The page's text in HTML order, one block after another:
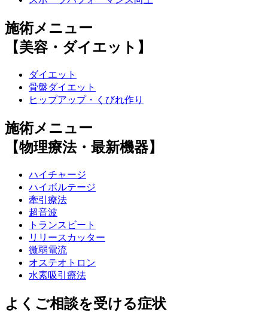
施術メニュー
【美容・ダイエット】
ダイエット
骨盤ダイエット
ヒップアップ・くびれ作り
施術メニュー
【物理療法・最新機器】
ハイチャージ
ハイボルテージ
牽引療法
超音波
トランスビート
リリースカッター
微弱電流
オステオトロン
水素吸引療法
よくご相談を受ける症状